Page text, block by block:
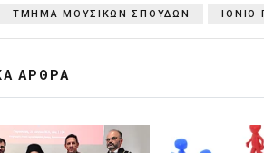
ΤΜΗΜΑ ΜΟΥΣΙΚΩΝ ΣΠΟΥΔΩΝ
AΡΘΡΑ